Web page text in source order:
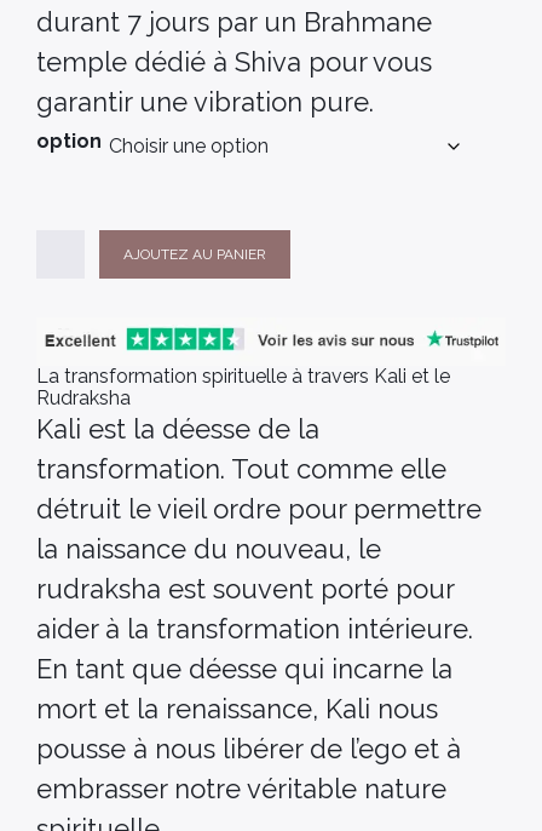
durant 7 jours par un Brahmane
temple dédié à Shiva pour vous
garantir une vibration pure.
option
AJOUTEZ AU PANIER
La transformation spirituelle à travers Kali et le
Rudraksha
Kali est la déesse de la
transformation. Tout comme elle
détruit le vieil ordre pour permettre
la naissance du nouveau, le
rudraksha est souvent porté pour
aider à la transformation intérieure.
En tant que déesse qui incarne la
mort et la renaissance, Kali nous
pousse à nous libérer de l’ego et à
embrasser notre véritable nature